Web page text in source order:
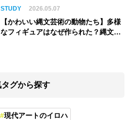
STUDY 2026.05.07
【かわいい縄文芸術の動物たち】多様
なフィギュアはなぜ作られた？縄文人
タグから探す
現代アートのイロハ